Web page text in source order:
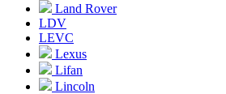
Land Rover
LDV
LEVC
Lexus
Lifan
Lincoln